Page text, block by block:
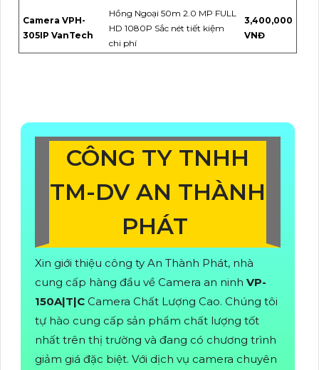
Camera VPH-
305IP VanTech
Hồng Ngoại 50m 2.0 MP FULL
HD 1080P Sắc nét tiết kiệm
chi phí
3,400,000
VNĐ
CÔNG TY TNHH
TM-DV AN THÀNH
PHÁT
Xin giới thiệu công ty An Thành Phát, nhà
cung cấp hàng đầu về Camera an ninh VP-
150A|T|C Camera Chất Lượng Cao. Chúng tôi
tự hào cung cấp sản phẩm chất lượng tốt
nhất trên thị trường và đang có chương trình
giảm giá đặc biệt. Với dịch vụ camera chuyên